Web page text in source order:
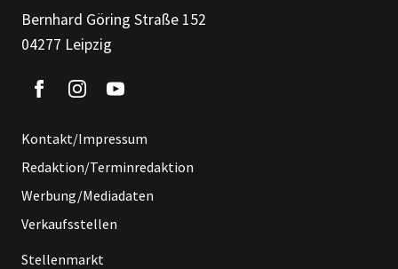
Bernhard Göring Straße 152
04277 Leipzig
Kontakt/Impressum
Redaktion/Terminredaktion
Werbung/Mediadaten
Verkaufsstellen
Stellenmarkt